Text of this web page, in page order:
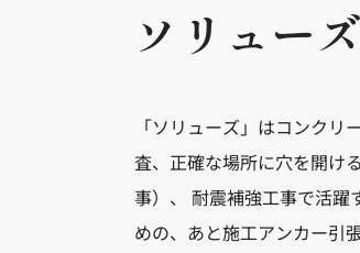
ソリュー
「ソリューズ」はコンク
査、正確な場所に穴を開け
事）、 耐震補強工事で活躍
めの、あと施工アンカー引